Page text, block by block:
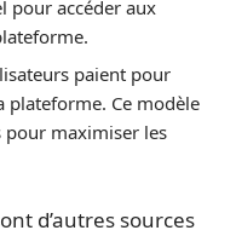
pour accéder aux
paient pour
plateforme. Ce modèle
pour maximiser les
d’autres sources